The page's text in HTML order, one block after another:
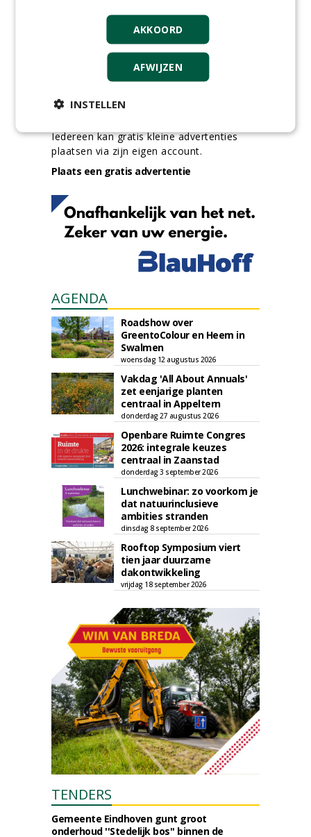
GREEN OUTLET
Iedereen kan gratis kleine advertenties
plaatsen via zijn eigen account.
Plaats een gratis advertentie
AGENDA
Roadshow over
GreentoColour en Heem in
Swalmen
woensdag 12 augustus 2026
Vakdag 'All About Annuals'
zet eenjarige planten
centraal in Appeltern
donderdag 27 augustus 2026
Openbare Ruimte Congres
2026: integrale keuzes
centraal in Zaanstad
donderdag 3 september 2026
Lunchwebinar: zo voorkom je
dat natuurinclusieve
ambities stranden
dinsdag 8 september 2026
Rooftop Symposium viert
tien jaar duurzame
dakontwikkeling
vrijdag 18 september 2026
TENDERS
Gemeente Eindhoven gunt groot
onderhoud ''Stedelijk bos'' binnen de
AKKOORD
AFWIJZEN
INSTELLEN